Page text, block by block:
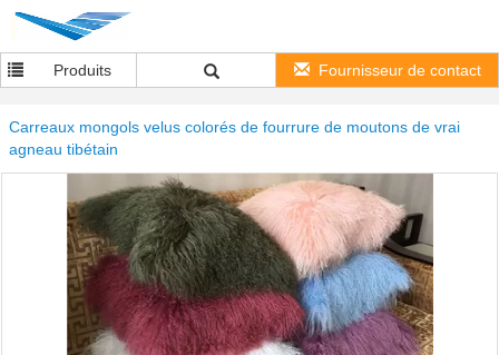
Produits Fournisseur de contact
Carreaux mongols velus colorés de fourrure de moutons de vrai
agneau tibétain